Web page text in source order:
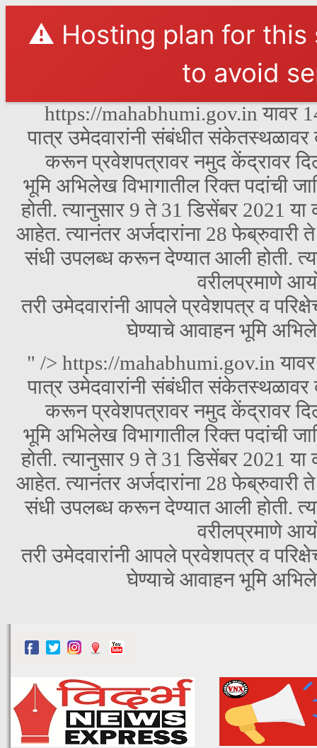
⚠️ Hosting plan for this
to avoid
https://mahabhumi.gov.in यावर
पात्र उमेदवारांनी संबंधीत
करून प्रवेशपत्रावर नमुद केंद्रावर
भूमि अभिलेख विभागातील रिक्त पदांची
होती. त्यानुसार 9 ते 31 डिसेंबर 2021
आहेत. त्यानंतर अर्जदारांना 28 फेब्रुवारी
संधी उपलब्ध करून देण्यात आली होती.
वरीलप्रमाणे
तरी उमेदवारांनी आपले प्रवेशपत्र व
घेण्याचे आवाहन भूमि
" /> https://mahabhumi.gov.in
पात्र उमेदवारांनी संबंधीत
करून प्रवेशपत्रावर नमुद केंद्रावर
भूमि अभिलेख विभागातील रिक्त पदांची
होती. त्यानुसार 9 ते 31 डिसेंबर 2021
आहेत. त्यानंतर अर्जदारांना 28 फेब्रुवारी
संधी उपलब्ध करून देण्यात आली होती.
वरीलप्रमाणे
तरी उमेदवारांनी आपले प्रवेशपत्र व
घेण्याचे आवाहन भूमि